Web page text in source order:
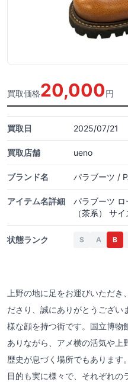
買取価格20,000円
買取日 2025/07/21
買取店舗 ueno
ブランド名 パラブーツ /
アイテム名詳細
パラブーツ
（茶系） サ
状態ランク S A B
上野の地に足をお運びいただ
ださり、誠にありがとうござい
様な顔を持つ街です。国立博物
ありながら、アメ横の活気や上
歴史が息づく場所でもあります
目的も実に様々で、それぞれの